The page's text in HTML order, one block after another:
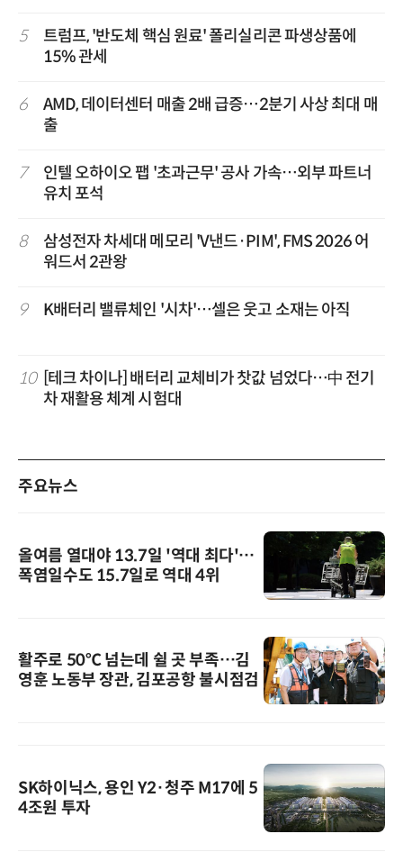
5
트럼프, '반도체 핵심 원료' 폴리실리콘 파생상품에
15% 관세
6
AMD, 데이터센터 매출 2배 급증…2분기 사상 최대 매
출
7
인텔 오하이오 팹 '초과근무' 공사 가속…외부 파트너
유치 포석
8
삼성전자 차세대 메모리 'V낸드·PIM', FMS 2026 어
워드서 2관왕
9 K배터리 밸류체인 '시차'…셀은 웃고 소재는 아직
10
[테크 차이나] 배터리 교체비가 찻값 넘었다…中 전기
차 재활용 체계 시험대
주요뉴스
올여름 열대야 13.7일 '역대 최다'…
폭염일수도 15.7일로 역대 4위
활주로 50℃ 넘는데 쉴 곳 부족…김
영훈 노동부 장관, 김포공항 불시점검
SK하이닉스, 용인 Y2·청주 M17에 5
4조원 투자